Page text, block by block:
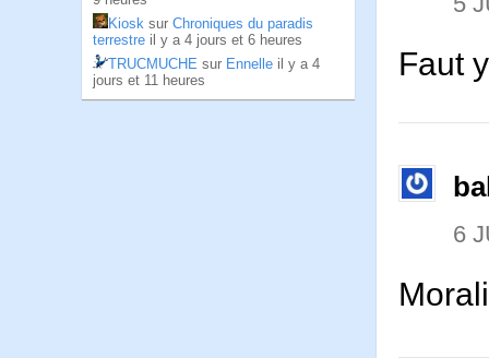
Kiosk sur Chroniques du paradis
terrestre il y a 4 jours et 6 heures
TRUCMUCHE sur Ennelle il y a 4
jours et 11 heures
Faut
6